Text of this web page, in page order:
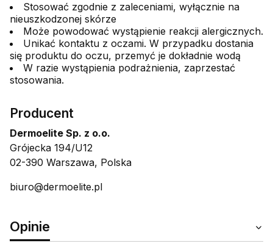
Stosować zgodnie z zaleceniami, wyłącznie na
nieuszkodzonej skórze
Może powodować wystąpienie reakcji alergicznych.
Unikać kontaktu z oczami. W przypadku dostania
się produktu do oczu, przemyć je dokładnie wodą
W razie wystąpienia podrażnienia, zaprzestać
stosowania.
Producent
Dermoelite Sp. z o.o.
Grójecka 194/U12
02-390 Warszawa, Polska
biuro@dermoelite.pl
Opinie